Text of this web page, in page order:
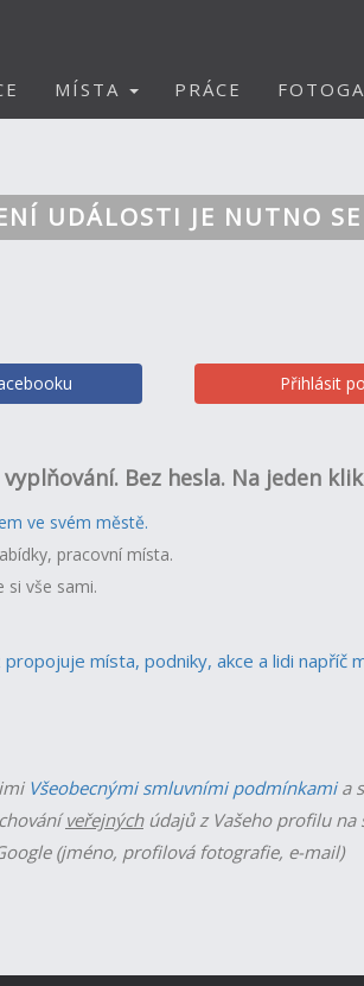
MÍSTA PRÁCE
UDÁLOSTI JE NUTNO
Přihlásit
vyplňování. Bez hesla. Na jeden
ve svém městě.
pracovní místa.
si vše sami.
propojuje místa, podniky, akce a lidi napříč
Všeobecnými smluvními podmínkamia
veřejnýchúdajů z Vašeho profilu na
(jméno, profilová fotografie, e-mail)